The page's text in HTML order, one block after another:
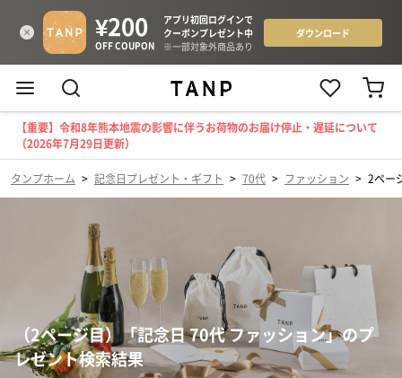
【重要】令和8年熊本地震の影響に伴うお荷物のお届け停止・遅延について
（2026年7月29日更新）
タンプホーム > 記念日プレゼント・ギフト > 70代 > ファッション > 2ペー
（2ページ目）「記念日 70代 ファッション」のプ
レゼント検索結果